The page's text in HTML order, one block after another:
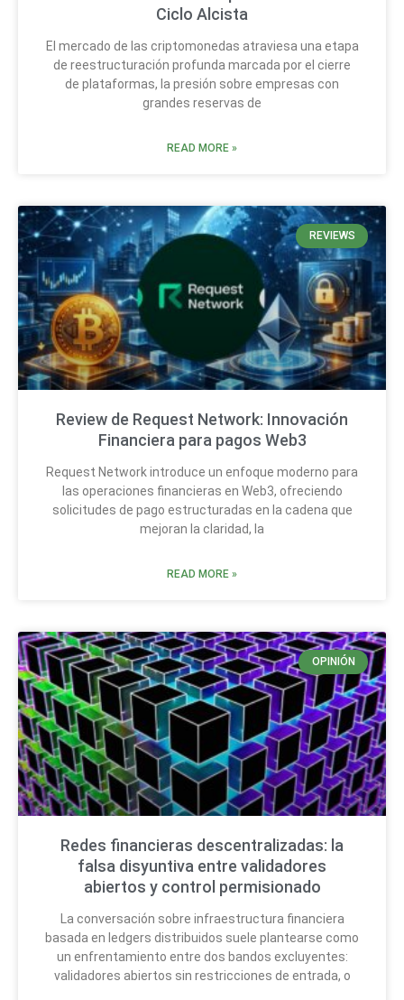
Ciclo Alcista
El mercado de las criptomonedas atraviesa una etapa
de reestructuración profunda marcada por el cierre
de plataformas, la presión sobre empresas con
grandes reservas de
READ MORE »
REVIEWS
Review de Request Network: Innovación
Financiera para pagos Web3
Request Network introduce un enfoque moderno para
las operaciones financieras en Web3, ofreciendo
solicitudes de pago estructuradas en la cadena que
mejoran la claridad, la
READ MORE »
OPINIÓN
Redes financieras descentralizadas: la
falsa disyuntiva entre validadores
abiertos y control permisionado
La conversación sobre infraestructura financiera
basada en ledgers distribuidos suele plantearse como
un enfrentamiento entre dos bandos excluyentes:
validadores abiertos sin restricciones de entrada, o